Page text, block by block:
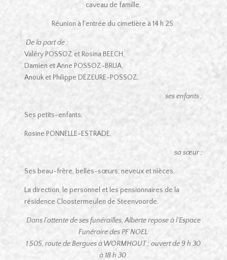
caveau de famille.
Réunion à l’entrée du cimetière à 14 h 25.
De la part de :
Valéry POSSOZ et Rosina BEECH,
Damien et Anne POSSOZ-BRUA,
Anouk et Philippe DEZEURE-POSSOZ,
ses enfants ;
Ses petits-enfants,
Rosine PONNELLE-ESTRADE,
sa sœur ;
Ses beau-frère, belles-sœurs, neveux et nièces,
La direction, le personnel et les pensionnaires de la
résidence Cloostermeulen de Steenvoorde.
Dans l’attente de ses funérailles, Alberte repose à l’Espace
Funéraire des PF NOEL
1 505, route de Bergues à WORMHOUT ; ouvert de 9 h 30
à 18 h 30.